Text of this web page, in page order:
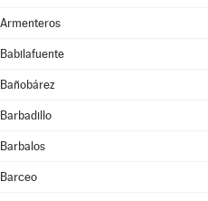
Armenteros
Babilafuente
Bañobárez
Barbadillo
Barbalos
Barceo